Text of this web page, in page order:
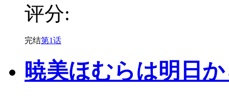
评分:
完结第1话
暁美ほむらは明日